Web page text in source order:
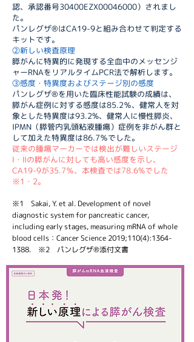
認、承認番号30400EZX00046000）されまし
た。
パンレグザ®はCA19-9と組み合わせて判定する
キットです。
②新しい検査原理
膵がんに特異的に発現する全血中のメッセンジ
ャーRNAをリアルタイムPCR法で解析します。
③感度・特異度およびステージ別の感度
パンレグザ®を用いた臨床性能試験の成績は、
膵がん症例に対する感度は85.2％、健常人を対
象とした特異度は93.2%、健常人に慢性膵炎、
IPMN（膵管内乳頭粘液腫瘍）症例を非がん群と
して加えた特異度は86.7％でした。
従来の腫瘍マーカーでは検出が難しいステージ
Ⅰ・Ⅱの膵がんに対しても高い感度を示し、
CA19-9が35.7％、本検査では78.6%でした
※1・2。
※1 Sakai, Y. et al. Development of novel
diagnostic system for pancreatic cancer,
including early stages, measuring mRNA of whole
blood cells：Cancer Science 2019;110(4):1364-
1388. ※2 パンレグザ®添付文書